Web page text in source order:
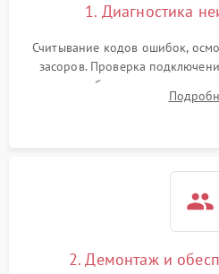
1. Диагностика
Считывание кодов ошибок,
засоров. Проверка
жалоб на отсутствие
разбрызгивателей или
2. Демонтаж и